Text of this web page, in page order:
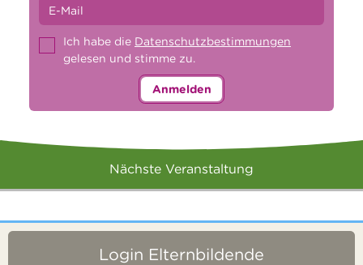
Ich habe die Datenschutzbestimmungen
gelesen und stimme zu.
Anmelden
Nächste Veranstaltung
Login Elternbildende